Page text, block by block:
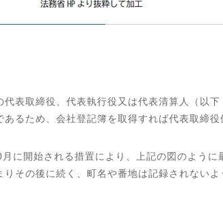
代表取締役、代表執行役又は代表清算人（以
あるため、会社登記簿を取得すれば代表取締
に開始される措置により、上記の図のよう
りその後に続く、町名や番地は記録されないよ